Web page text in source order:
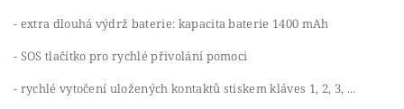
- extra dlouhá výdrž baterie: kapacita baterie 1400 mAh
- SOS tlačítko pro rychlé přivolání pomoci
- rychlé vytočení uložených kontaktů stiskem kláves 1, 2, 3, ...